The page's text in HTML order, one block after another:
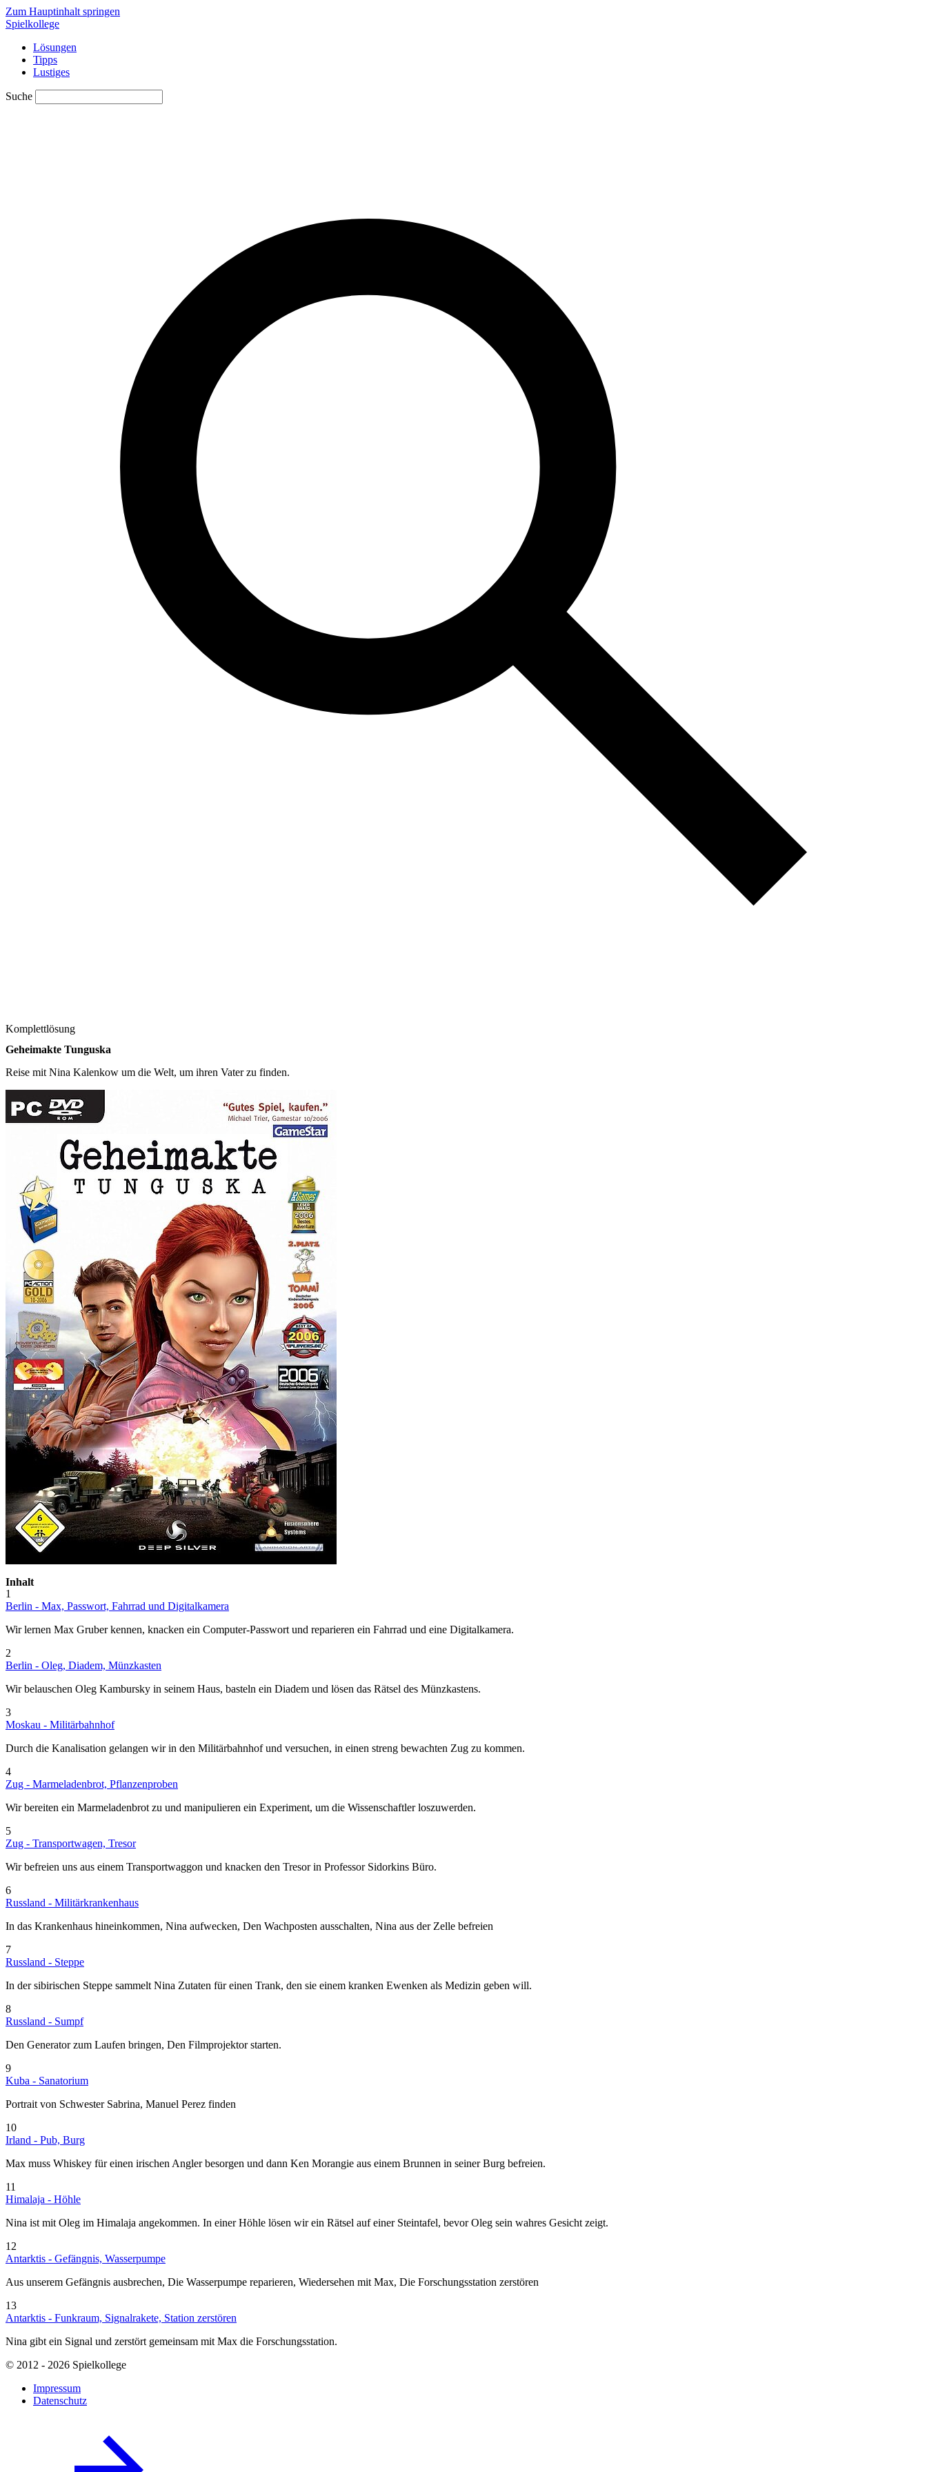
Zum Hauptinhalt springen
Spielkollege
Lösungen
Tipps
Lustiges
Suche
Komplettlösung
Geheimakte Tunguska
Reise mit Nina Kalenkow um die Welt, um ihren Vater zu finden.
Inhalt
1
Berlin - Max, Passwort, Fahrrad und Digitalkamera
Wir lernen Max Gruber kennen, knacken ein Computer-Passwort und reparieren ein Fahrrad und eine Digitalkamera.
2
Berlin - Oleg, Diadem, Münzkasten
Wir belauschen Oleg Kambursky in seinem Haus, basteln ein Diadem und lösen das Rätsel des Münzkastens.
3
Moskau - Militärbahnhof
Durch die Kanalisation gelangen wir in den Militärbahnhof und versuchen, in einen streng bewachten Zug zu kommen.
4
Zug - Marmeladenbrot, Pflanzenproben
Wir bereiten ein Marmeladenbrot zu und manipulieren ein Experiment, um die Wissenschaftler loszuwerden.
5
Zug - Transportwagen, Tresor
Wir befreien uns aus einem Transportwaggon und knacken den Tresor in Professor Sidorkins Büro.
6
Russland - Militärkrankenhaus
In das Krankenhaus hineinkommen, Nina aufwecken, Den Wachposten ausschalten, Nina aus der Zelle befreien
7
Russland - Steppe
In der sibirischen Steppe sammelt Nina Zutaten für einen Trank, den sie einem kranken Ewenken als Medizin geben will.
8
Russland - Sumpf
Den Generator zum Laufen bringen, Den Filmprojektor starten.
9
Kuba - Sanatorium
Portrait von Schwester Sabrina, Manuel Perez finden
10
Irland - Pub, Burg
Max muss Whiskey für einen irischen Angler besorgen und dann Ken Morangie aus einem Brunnen in seiner Burg befreien.
11
Himalaja - Höhle
Nina ist mit Oleg im Himalaja angekommen. In einer Höhle lösen wir ein Rätsel auf einer Steintafel, bevor Oleg sein wahres Gesicht zeigt.
12
Antarktis - Gefängnis, Wasserpumpe
Aus unserem Gefängnis ausbrechen, Die Wasserpumpe reparieren, Wiedersehen mit Max, Die Forschungsstation zerstören
13
Antarktis - Funkraum, Signalrakete, Station zerstören
Nina gibt ein Signal und zerstört gemeinsam mit Max die Forschungsstation.
© 2012 - 2026 Spielkollege
Impressum
Datenschutz